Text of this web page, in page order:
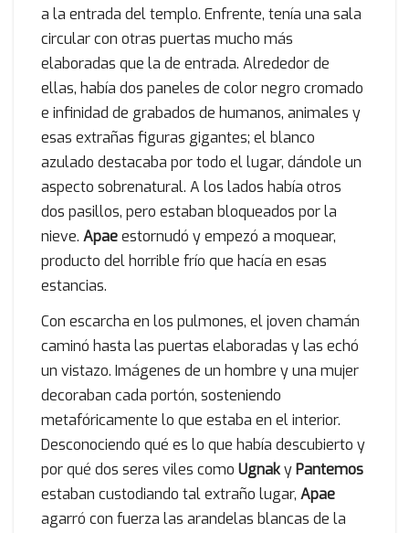
a la entrada del templo. Enfrente, tenía una sala
circular con otras puertas mucho más
elaboradas que la de entrada. Alrededor de
ellas, había dos paneles de color negro cromado
e infinidad de grabados de humanos, animales y
esas extrañas figuras gigantes; el blanco
azulado destacaba por todo el lugar, dándole un
aspecto sobrenatural. A los lados había otros
dos pasillos, pero estaban bloqueados por la
nieve. Apaeestornudó y empezó a moquear,
producto del horrible frío que hacía en esas
estancias.
Con escarcha en los pulmones, el joven chamán
caminó hasta las puertas elaboradas y las echó
un vistazo. Imágenes de un hombre y una mujer
decoraban cada portón, sosteniendo
metafóricamente lo que estaba en el interior.
Desconociendo qué es lo que había descubierto y
por qué dos seres viles como UgnakyPantemos
estaban custodiando tal extraño lugar, Apae
agarró con fuerza las arandelas blancas de la